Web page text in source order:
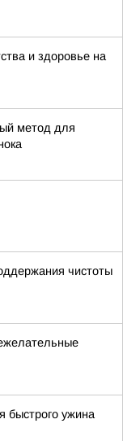
и здоровье на
метод для
чистоты
быстрого ужина